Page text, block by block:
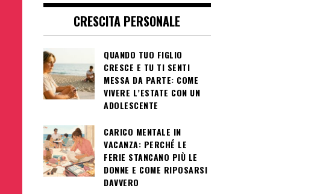
CRESCITA PERSONALE
QUANDO TUO FIGLIO
CRESCE E TU TI SENTI
MESSA DA PARTE: COME
VIVERE L’ESTATE CON UN
ADOLESCENTE
CARICO MENTALE IN
VACANZA: PERCHÉ LE
FERIE STANCANO PIÙ LE
DONNE E COME RIPOSARSI
DAVVERO